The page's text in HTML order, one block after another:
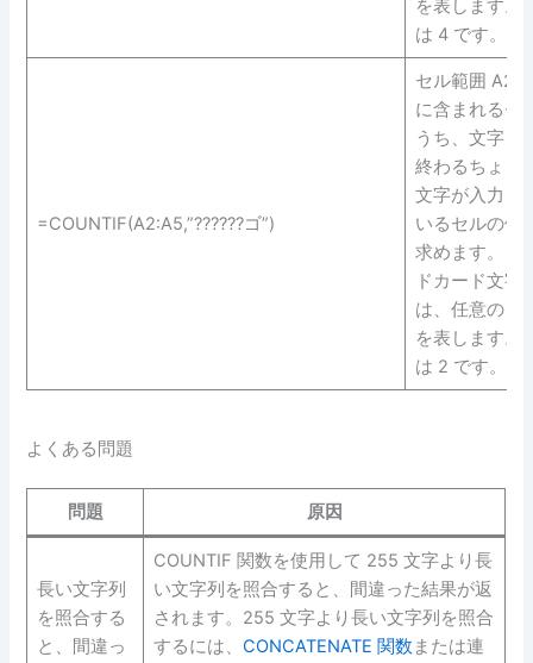
を表します。
は 4 です。
=COUNTIF(A2:A5,”??????ゴ”)
セル範囲 A2
に含まれるセ
うち、文字 “
終わるちょう
文字が入力さ
いるセルの個
求めます。 ワ
ドカード文字
は、任意の 1
を表します。
は 2 です。
よくある問題
問題 原因
長い文字列
を照合する
と、間違っ
COUNTIF 関数を使用して 255 文字より長
い文字列を照合すると、間違った結果が返
されます。255 文字より長い文字列を照合
するには、 CONCATENATE 関数 または連